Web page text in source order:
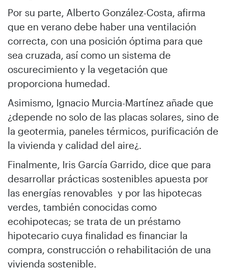
Por su parte, Alberto González-Costa, afirma
que en verano debe haber una ventilación
correcta, con una posición óptima para que
sea cruzada, así como un sistema de
oscurecimiento y la vegetación que
proporciona humedad.
Asimismo, Ignacio Murcia-Martínez añade que
¿depende no solo de las placas solares, sino de
la geotermia, paneles térmicos, purificación de
la vivienda y calidad del aire¿.
Finalmente, Iris García Garrido, dice que para
desarrollar prácticas sostenibles apuesta por
las energías renovables y por las hipotecas
verdes, también conocidas como
ecohipotecas; se trata de un préstamo
hipotecario cuya finalidad es financiar la
compra, construcción o rehabilitación de una
vivienda sostenible.